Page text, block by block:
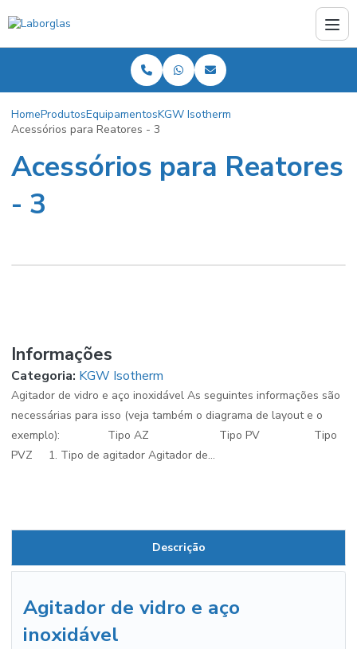
HomeProdutosEquipamentosKGW Isotherm
Acessórios para Reatores - 3
Acessórios para Reatores
- 3
Informações
Categoria: KGW Isotherm
Agitador de vidro e aço inoxidável As seguintes informações são
necessárias para isso (veja também o diagrama de layout e o
exemplo): Tipo AZ Tipo PV Tipo
PVZ 1. Tipo de agitador Agitador de...
Descrição
Agitador de vidro e aço
inoxidável